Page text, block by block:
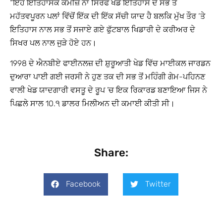
“ਇਹ ਇਤਿਹਾਸਕ ਕਮੀਜ਼ ਨਾ ਸਿਰਫ ਖੇਡ ਇਤਿਹਾਸ ਦੇ ਸਭ ਤੋਂ
ਮਹੱਤਵਪੂਰਨ ਪਲਾਂ ਵਿੱਚੋਂ ਇੱਕ ਦੀ ਇੱਕ ਸੱਚੀ ਯਾਦ ਹੈ ਬਲਕਿ ਮੁੱਖ ਤੌਰ ‘ਤੇ
ਇਤਿਹਾਸ ਨਾਲ ਸਭ ਤੋਂ ਸਜਾਏ ਗਏ ਫੁੱਟਬਾਲ ਖਿਡਾਰੀ ਦੇ ਕਰੀਅਰ ਦੇ
ਸਿਖਰ ਪਲ ਨਾਲ ਜੁੜੇ ਹੋਏ ਹਨ।
1998 ਦੇ ਐਨਬੀਏ ਫਾਈਨਲਜ਼ ਦੀ ਸ਼ੁਰੂਆਤੀ ਖੇਡ ਵਿੱਚ ਮਾਈਕਲ ਜਾਰਡਨ
ਦੁਆਰਾ ਪਾਈ ਗਈ ਜਰਸੀ ਨੇ ਹੁਣ ਤਕ ਦੀ ਸਭ ਤੋਂ ਮਹਿੰਗੀ ਗੇਮ-ਪਹਿਨਣ
ਵਾਲੀ ਖੇਡ ਯਾਦਗਾਰੀ ਵਸਤੂ ਦੇ ਰੂਪ ’ਚ ਇਕ ਰਿਕਾਰਡ ਬਣਾਇਆ ਜਿਸ ਨੇ
ਪਿਛਲੇ ਸਾਲ 10.੧ ਡਾਲਰ ਮਿਲੀਅਨ ਦੀ ਕਮਾਈ ਕੀਤੀ ਸੀ।
Share:
Facebook Twitter